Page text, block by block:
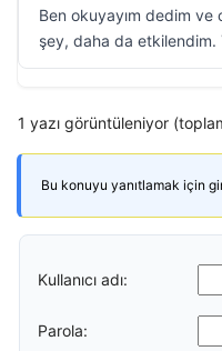
Ben okuyayım dedim
şey, daha da etkilendim.
1 yazı görüntüleniyor
Bu konuyu yanıtlamak için
Kullanıcı adı:
Parola: